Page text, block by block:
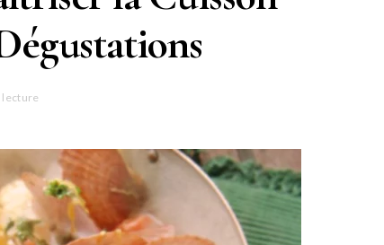
lecture